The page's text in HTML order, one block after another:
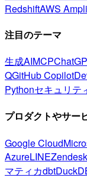
RedshiftAWS
注目のテーマ
生成AIMCP
QGitHub Copilot
Pythonセキュリテ
プロダクトやサー
Google Cloud
AzureLINEZendesk
マティカdbt